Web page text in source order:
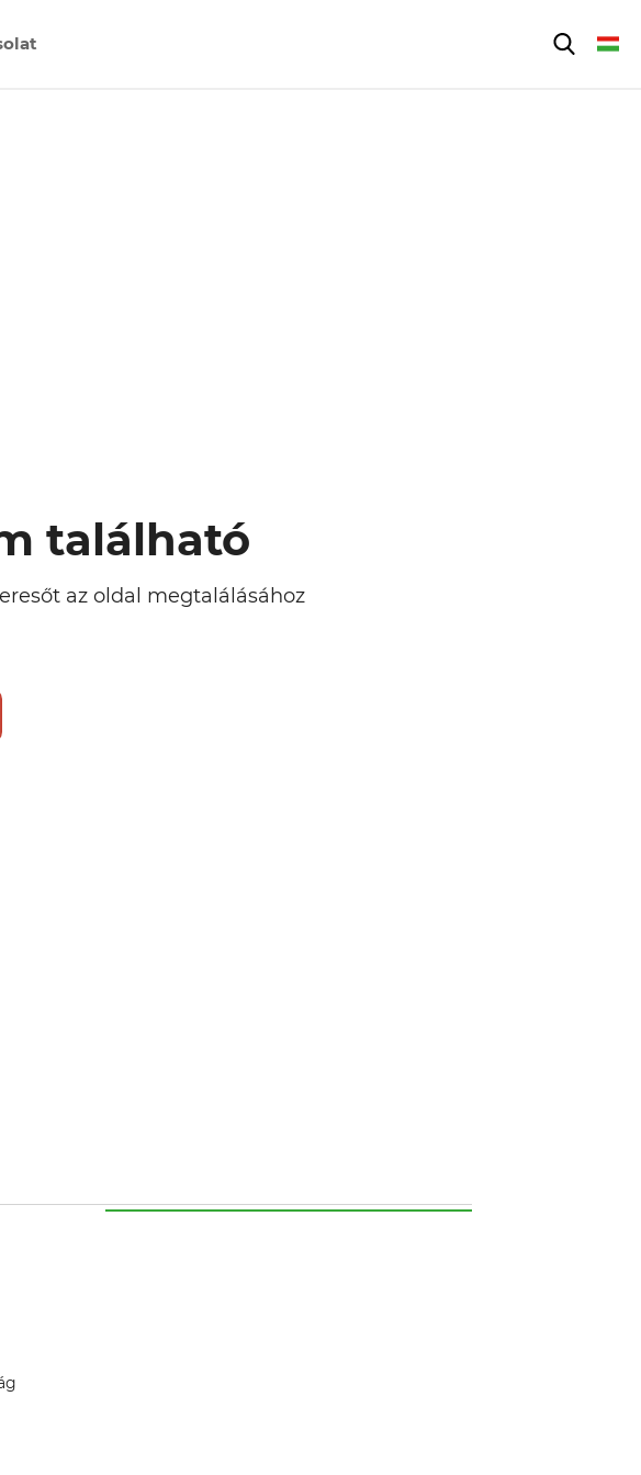
található
az oldal megtalálásához